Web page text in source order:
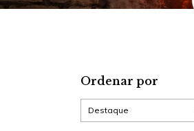
Ordenar por